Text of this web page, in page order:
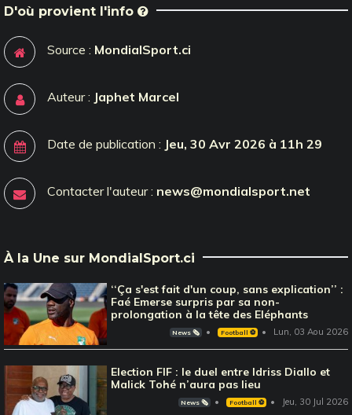
D'où provient l'info
Source : MondialSport.ci
Auteur : Japhet Marcel
Date de publication : Jeu, 30 Avr 2026 à 11h 29
Contacter l'auteur : news@mondialsport.net
À la Une sur MondialSport.ci
‘‘Ça s'est fait d'un coup, sans explication’’ :
Faé Emerse surpris par sa non-
prolongation à la tête des Eléphants
News 🗞️ Football ⚽️ Lun, 03 Aou 2026
Election FIF : le duel entre Idriss Diallo et
Malick Tohé n’aura pas lieu
News 🗞️ Football ⚽️ Jeu, 30 Jul 2026